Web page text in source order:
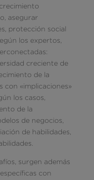
asegurar
protección social
los expertos,
creciente de
de la
con «implicaciones»
los casos,
de la
de negocios,
de habilidades,
surgen además
con